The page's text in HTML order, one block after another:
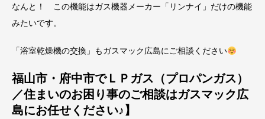
なんと！ この機能はガス機器メーカー「リンナイ」だけの機能
みたいです。
「浴室乾燥機の交換」もガスマック広島にご相談ください
福山市・府中市でＬＰガス（プロパンガス）
／住まいのお困り事のご相談はガスマック広
島にお任せください♪】